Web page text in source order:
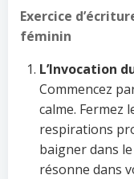
Exercice
féminin
L’Invocation
Commencez
calme. Fermez
respirations
baigner dans
résonne dans